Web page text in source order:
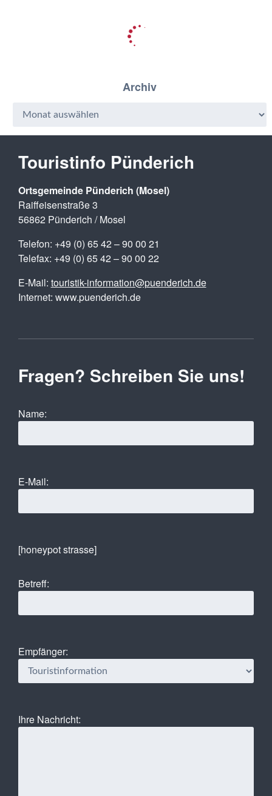
Archiv
Touristinfo Pünderich
Ortsgemeinde Pünderich (Mosel)
Raiffeisenstraße 3
56862 Pünderich / Mosel
Telefon: +49 (0) 65 42 – 90 00 21
Telefax: +49 (0) 65 42 – 90 00 22
E-Mail: touristik-information@puenderich.de
Internet: www.puenderich.de
Fragen? Schreiben Sie uns!
Name:
E-Mail:
[honeypot strasse]
Betreff:
Empfänger:
Ihre Nachricht: